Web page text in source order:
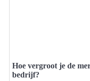
Hoe vergroot je de
bedrijf?